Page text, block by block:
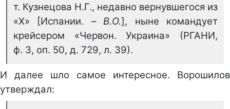
т. Кузнецова Н.Г., недавно вернувшегося из
«Х» [Испании. –В.О.], ныне командует
крейсером «Червон. Украина» (РГАНИ,
ф. 3, оп. 50, д. 729, л. 39).
И далее шло самое интересное. Ворошилов
утверждал: